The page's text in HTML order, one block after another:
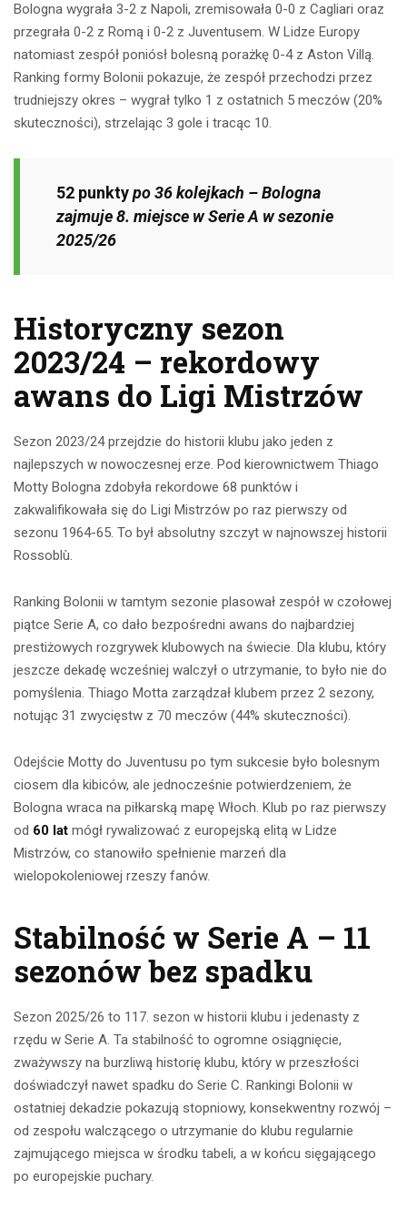
Bologna wygrała 3-2 z Napoli, zremisowała 0-0 z Cagliari oraz
przegrała 0-2 z Romą i 0-2 z Juventusem. W Lidze Europy
natomiast zespół poniósł bolesną porażkę 0-4 z Aston Villą.
Ranking formy Bolonii pokazuje, że zespół przechodzi przez
trudniejszy okres – wygrał tylko 1 z ostatnich 5 meczów (20%
skuteczności), strzelając 3 gole i tracąc 10.
52 punktypo 36 kolejkach – Bologna
zajmuje 8. miejsce w Serie A w sezonie
2025/26
Historyczny sezon
2023/24 – rekordowy
awans do Ligi Mistrzów
Sezon 2023/24 przejdzie do historii klubu jako jeden z
najlepszych w nowoczesnej erze. Pod kierownictwem Thiago
Motty Bologna zdobyła rekordowe 68 punktów i
zakwalifikowała się do Ligi Mistrzów po raz pierwszy od
sezonu 1964-65. To był absolutny szczyt w najnowszej historii
Rossoblù.
Ranking Bolonii w tamtym sezonie plasował zespół w czołowej
piątce Serie A, co dało bezpośredni awans do najbardziej
prestiżowych rozgrywek klubowych na świecie. Dla klubu, który
jeszcze dekadę wcześniej walczył o utrzymanie, to było nie do
pomyślenia. Thiago Motta zarządzał klubem przez 2 sezony,
notując 31 zwycięstw z 70 meczów (44% skuteczności).
Odejście Motty do Juventusu po tym sukcesie było bolesnym
ciosem dla kibiców, ale jednocześnie potwierdzeniem, że
Bologna wraca na piłkarską mapę Włoch. Klub po raz pierwszy
od 60 lat mógł rywalizować z europejską elitą w Lidze
Mistrzów, co stanowiło spełnienie marzeń dla
wielopokoleniowej rzeszy fanów.
Stabilność w Serie A – 11
sezonów bez spadku
Sezon 2025/26 to 117. sezon w historii klubu i jedenasty z
rzędu w Serie A. Ta stabilność to ogromne osiągnięcie,
zważywszy na burzliwą historię klubu, który w przeszłości
doświadczył nawet spadku do Serie C. Rankingi Bolonii w
ostatniej dekadzie pokazują stopniowy, konsekwentny rozwój –
od zespołu walczącego o utrzymanie do klubu regularnie
zajmującego miejsca w środku tabeli, a w końcu sięgającego
po europejskie puchary.